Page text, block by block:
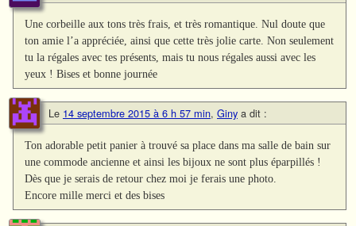
Une corbeille aux tons très frais, et très romantique. Nul doute que
ton amie l’a appréciée, ainsi que cette très jolie carte. Non seulement
tu la régales avec tes présents, mais tu nous régales aussi avec les
yeux ! Bises et bonne journée
Le 14 septembre 2015 à 6 h 57 min, Giny a dit :
Ton adorable petit panier à trouvé sa place dans ma salle de bain sur
une commode ancienne et ainsi les bijoux ne sont plus éparpillés !
Dès que je serais de retour chez moi je ferais une photo.
Encore mille merci et des bises